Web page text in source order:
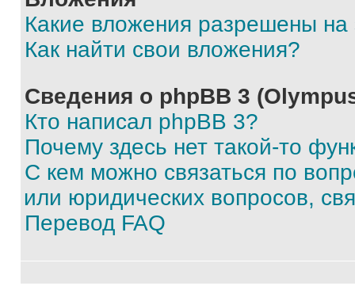
Какие вложения разрешены
Как найти свои вложения?
Сведения о phpBB 3
Кто написал phpBB 3?
Почему здесь нет такой-то
С кем можно связаться по
или юридических вопросов,
Перевод FAQ